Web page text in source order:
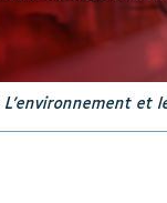
L’environnement et